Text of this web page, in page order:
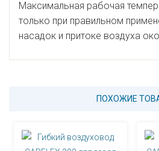
Максимальная рабочая
только при правильном
насадок и притоке воздуха
ПОХОЖИЕ